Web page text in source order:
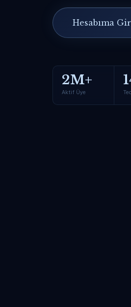
Hesabıma
2M+
Aktif Üye